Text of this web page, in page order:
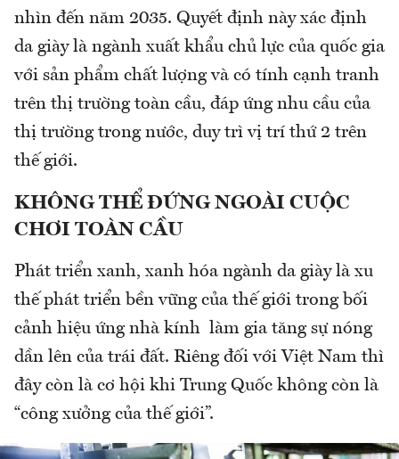
nhìn đến năm 2035. Quyết định này xác định
da giày là ngành xuất khẩu chủ lực của quốc gia
với sản phẩm chất lượng và có tính cạnh tranh
trên thị trường toàn cầu, đáp ứng nhu cầu của
thị trường trong nước, duy trì vị trí thứ 2 trên
thế giới.
KHÔNG THỂ ĐỨNG NGOÀI CUỘC
CHƠI TOÀN CẦU
Phát triển xanh, xanh hóa ngành da giày là xu
thế phát triển bền vững của thế giới trong bối
cảnh hiệu ứng nhà kính làm gia tăng sự nóng
dần lên của trái đất. Riêng đối với Việt Nam thì
đây còn là cơ hội khi Trung Quốc không còn là
“công xưởng của thế giới”.